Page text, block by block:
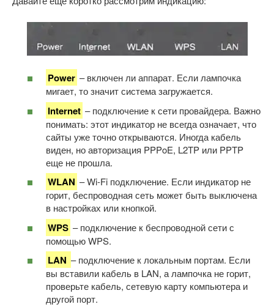
Power – включен ли аппарат. Если лампочка
мигает, то значит система загружается.
Internet – подключение к сети провайдера. Важно
понимать: этот индикатор не всегда означает, что
сайты уже точно открываются. Иногда кабель
виден, но авторизация PPPoE, L2TP или PPTP
еще не прошла.
WLAN – Wi-Fi подключение. Если индикатор не
горит, беспроводная сеть может быть выключена
в настройках или кнопкой.
WPS – подключение к беспроводной сети с
помощью WPS.
LAN – подключение к локальным портам. Если
вы вставили кабель в LAN, а лампочка не горит,
проверьте кабель, сетевую карту компьютера и
другой порт.